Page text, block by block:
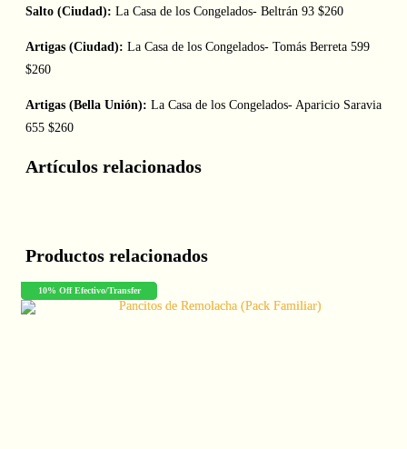
Salto (Ciudad): La Casa de los Congelados- Beltrán 93 $260
Artigas (Ciudad): La Casa de los Congelados- Tomás Berreta 599
$260
Artigas (Bella Unión): La Casa de los Congelados- Aparicio Saravia
655 $260
Artículos relacionados
Productos relacionados
10% Off Efectivo/Transfer